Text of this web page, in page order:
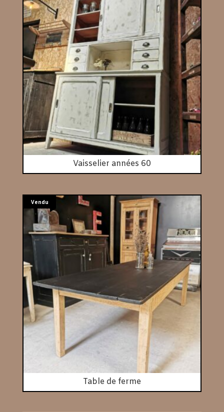
Vaisselier années 60
Vendu
Table de ferme